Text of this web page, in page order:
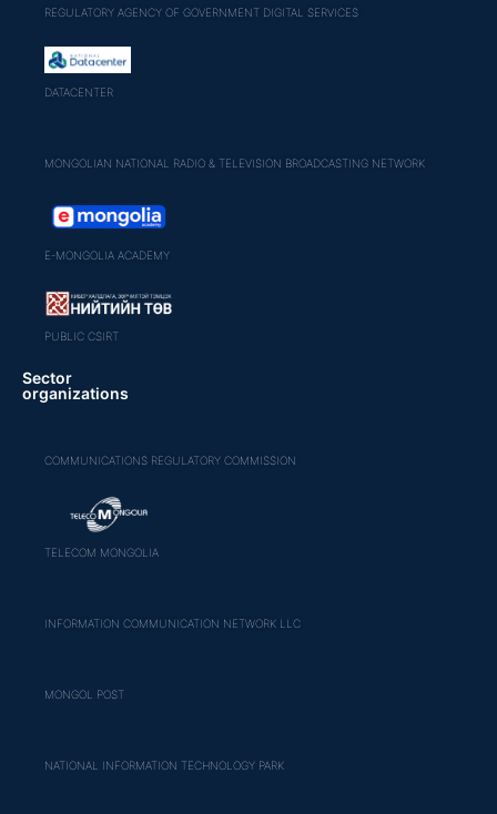
REGULATORY AGENCY OF GOVERNMENT DIGITAL SERVICES
DATACENTER
MONGOLIAN NATIONAL RADIO & TELEVISION BROADCASTING NETWORK
E-MONGOLIA ACADEMY
PUBLIC CSIRT
Sector
organizations
COMMUNICATIONS REGULATORY COMMISSION
TELECOM MONGOLIA
INFORMATION COMMUNICATION NETWORK LLC
MONGOL POST
NATIONAL INFORMATION TECHNOLOGY PARK